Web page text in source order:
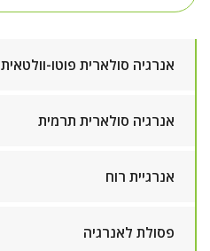
אנרגיה סולארית פוטו-וולטאית
אנרגיה סולארית תרמית
אנרגיית רוח
פסולת לאנרגיה